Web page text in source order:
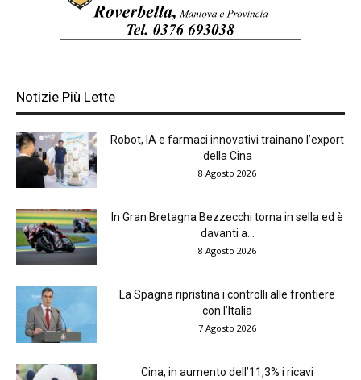
Notizie Più Lette
Robot, IA e farmaci innovativi trainano l’export
della Cina
8 Agosto 2026
In Gran Bretagna Bezzecchi torna in sella ed è
davanti a...
8 Agosto 2026
La Spagna ripristina i controlli alle frontiere
con l’Italia
7 Agosto 2026
Cina, in aumento dell’11,3% i ricavi